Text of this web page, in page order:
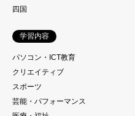
四国
学習内容
パソコン・ICT教育
クリエイティブ
スポーツ
芸能・パフォーマンス